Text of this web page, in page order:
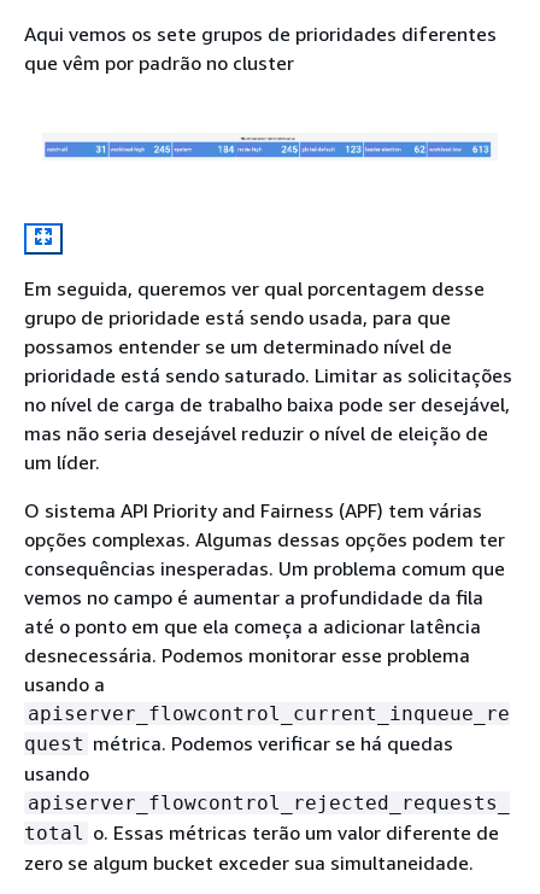
Aqui vemos os sete grupos de prioridades diferentes
que vêm por padrão no cluster
Em seguida, queremos ver qual porcentagem desse
grupo de prioridade está sendo usada, para que
possamos entender se um determinado nível de
prioridade está sendo saturado. Limitar as solicitações
no nível de carga de trabalho baixa pode ser desejável,
mas não seria desejável reduzir o nível de eleição de
um líder.
O sistema API Priority and Fairness (APF) tem várias
opções complexas. Algumas dessas opções podem ter
consequências inesperadas. Um problema comum que
vemos no campo é aumentar a profundidade da fila
até o ponto em que ela começa a adicionar latência
desnecessária. Podemos monitorar esse problema
usando a
apiserver_flowcontrol_current_inqueue_re
quest métrica. Podemos verificar se há quedas
usando
apiserver_flowcontrol_rejected_requests_
total o. Essas métricas terão um valor diferente de
zero se algum bucket exceder sua simultaneidade.